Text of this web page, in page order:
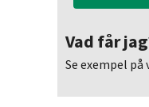
Vad får
Se exempel